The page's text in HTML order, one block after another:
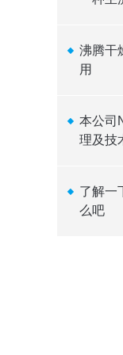
沸腾干
用
本公司
理及技
了解一
么吧